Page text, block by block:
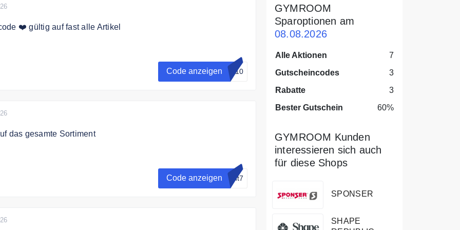
❤️ gültig auf fast alle Artikel
Code anzeigen nt10
das gesamte Sortiment
Code anzeigen unt7
GYMROOM
Sparoptionen am
08.08.2026
Alle Aktionen
7
Gutscheincodes
3
Rabatte
3
Bester Gutschein
60%
GYMROOM Kunden
interessieren sich auch
für diese Shops
SPONSER
SHAPE